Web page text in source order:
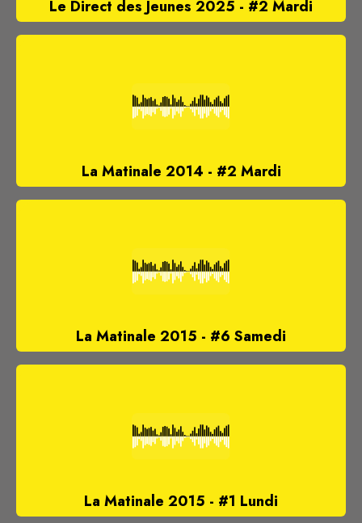
Le Direct des Jeunes 2025 - #2 Mardi
La Matinale 2014 - #2 Mardi
La Matinale 2015 - #6 Samedi
La Matinale 2015 - #1 Lundi